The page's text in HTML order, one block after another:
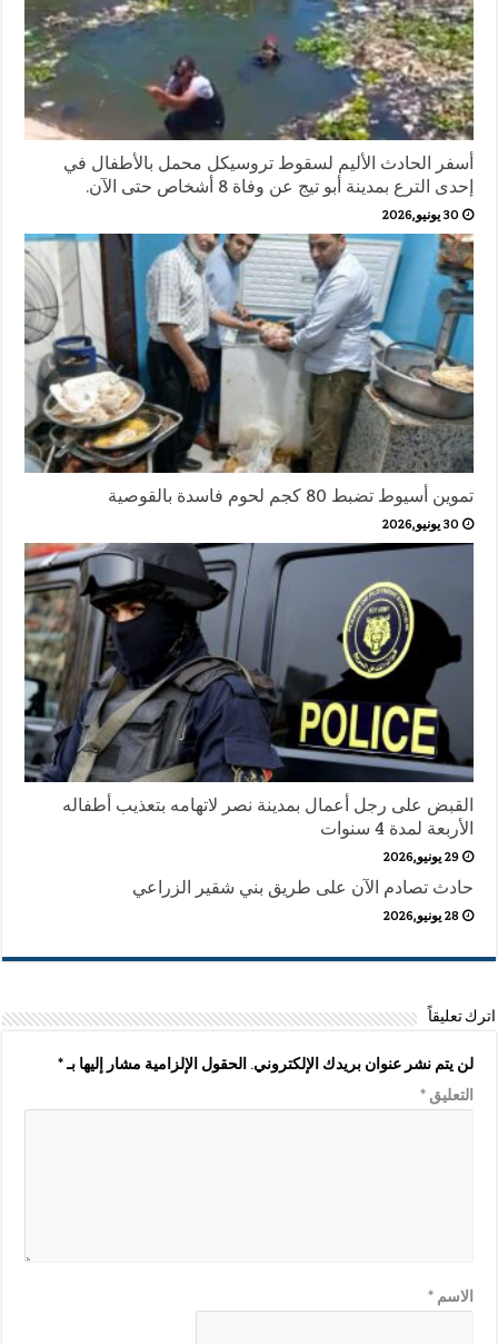
أسفر الحادث الأليم لسقوط تروسيكل محمل بالأطفال في
إحدى الترع بمدينة أبو تيج عن وفاة 8 أشخاص حتى الآن.
30 يونيو,2026
تموين أسيوط تضبط 80 كجم لحوم فاسدة بالقوصية
30 يونيو,2026
القبض على رجل أعمال بمدينة نصر لاتهامه بتعذيب أطفاله
الأربعة لمدة 4 سنوات
29 يونيو,2026
حادث تصادم الآن على طريق بني شقير الزراعي
28 يونيو,2026
اترك تعليقاً
لن يتم نشر عنوان بريدك الإلكتروني. الحقول الإلزامية مشار إليها بـ*
التعليق*
الاسم*